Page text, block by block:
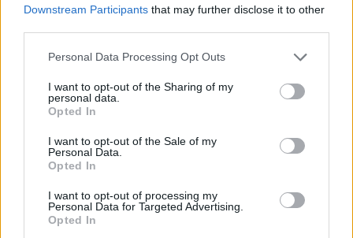
Downstream Participants that may further disclose it to other
Please note that this website/app uses one or more Google
not limited to your visit or usage behaviour. You may click to
grant or deny consent to Google and its third-party tags to
use your data for below specified purposes in below Google
consent section.
Personal Data Processing Opt Outs
I want to opt-out of the Sharing of my
personal data.
Opted In
I want to opt-out of the Sale of my
Personal Data.
Opted In
I want to opt-out of processing my
Personal Data for Targeted Advertising.
Opted In
Η φωτιά καίει σπίτια και στην Ανθούσα ενώ τα
να περιορίσουν το μέτωπο αφενός εξαιτίας των
ισχυρών ανέμων και αφετέρου διότι στην περιοχή